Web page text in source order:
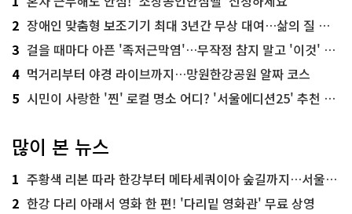
2 장애인 맞춤형 보조기기 최대 3년간 무상 대여…삶의 질 높인다
3 걸을 때마다 아픈 '족저근막염'…무작정 참지 말고 '이것' 해보세요!
4 먹거리부터 야경 라이브까지…망원한강공원 알짜 코스
5 시민이 사랑한 '찐' 로컬 명소 어디? '서울에디션25' 추천 코스
많이 본 뉴스
1 주황색 리본 따라 한강부터 메타세쿼이아 숲길까지…서울둘레길 15코스
2 한강 다리 아래서 영화 한 편! '다리밑 영화관' 무료 상영